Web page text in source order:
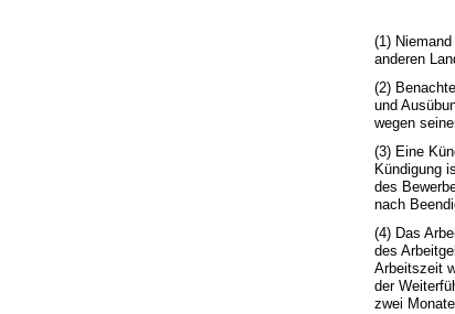
(1)
anderen
(2)
und
wegen
(3) Eine
Kündigung
des
nach
(4) Das
des
Arbeitszeit
der
zwei